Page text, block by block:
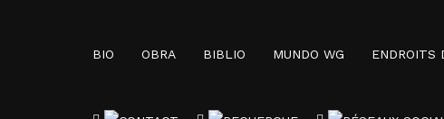
BIO OBRA BIBLIO MUNDO WG ENDROITS